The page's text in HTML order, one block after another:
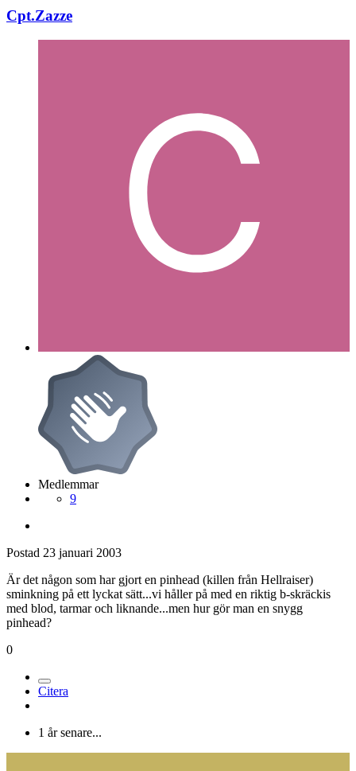
Cpt.Zazze
Medlemmar
9
Postad 23 januari 2003
Är det någon som har gjort en pinhead (killen från Hellraiser)
sminkning på ett lyckat sätt...vi håller på med en riktig b-skräckis
med blod, tarmar och liknande...men hur gör man en snygg
pinhead?
0
Citera
1 år senare...